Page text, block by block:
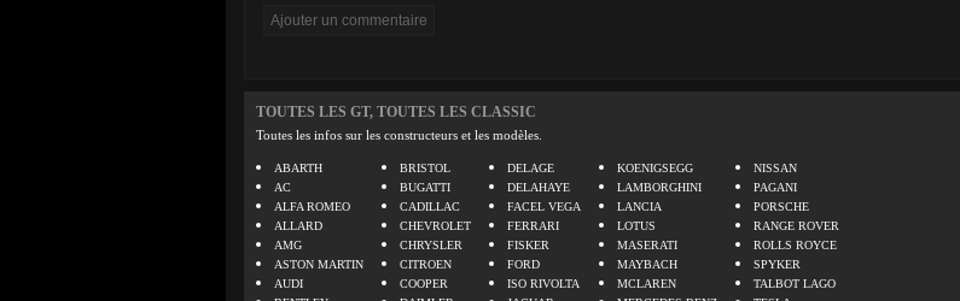
TOUTES LES GT, TOUTES LES CLASSIC
Toutes les infos sur les constructeurs et les modèles.
ABARTH
AC
ALFA ROMEO
ALLARD
AMG
ASTON MARTIN
AUDI
BRISTOL
BUGATTI
CADILLAC
CHEVROLET
CHRYSLER
CITROEN
COOPER
DELAGE
DELAHAYE
FACEL VEGA
FERRARI
FISKER
FORD
ISO RIVOLTA
KOENIGSEGG
LAMBORGHINI
LANCIA
LOTUS
MASERATI
MAYBACH
MCLAREN
NISSAN
PAGANI
PORSCHE
RANGE ROVER
ROLLS ROYCE
SPYKER
TALBOT LAGO